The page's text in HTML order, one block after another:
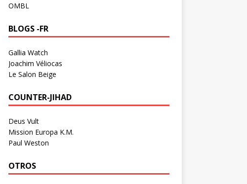
OMBL
BLOGS -FR
Gallia Watch
Joachim Véliocas
Le Salon Beige
COUNTER-JIHAD
Deus Vult
Mission Europa K.M.
Paul Weston
OTROS